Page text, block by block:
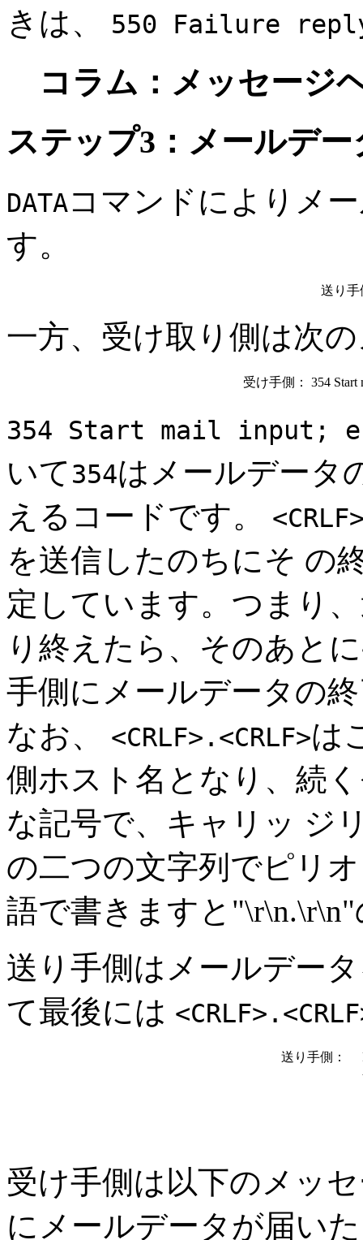
きは、
550 Failure
コラム：メッセージ
ステップ3：メールデー
DATAコマンドによりメ
す。
送り手
一方、受け取り側は次
受け手側： 354
354 Start mail input;
いて354はメールデータ
えるコードです。
を送信したのちにそ の
定しています。つまり
り終えたら、そのあとに
手側にメールデータの
なお、
<CRLF>.<CRLF>は
側ホスト名となり、続
な記号で、キャリッ ジ
の二つの文字列でピリ
語で書きますと
送り手側はメールデー
て最後には
送り手側：
受け手側は以下のメッ
にメールデータが届い